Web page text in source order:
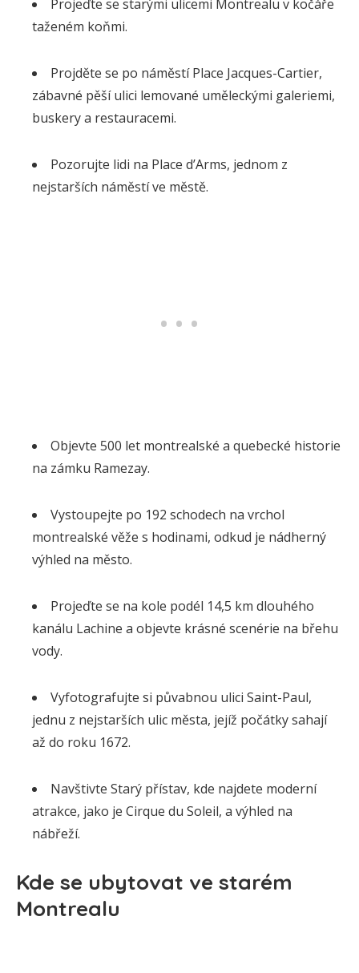
Projeďte se starými ulicemi Montrealu v kočáře
taženém koňmi.
Projděte se po náměstí Place Jacques-Cartier,
zábavné pěší ulici lemované uměleckými galeriemi,
buskery a restauracemi.
Pozorujte lidi na Place d’Arms, jednom z
nejstarších náměstí ve městě.
Objevte 500 let montrealské a quebecké historie
na zámku Ramezay.
Vystoupejte po 192 schodech na vrchol
montrealské věže s hodinami, odkud je nádherný
výhled na město.
Projeďte se na kole podél 14,5 km dlouhého
kanálu Lachine a objevte krásné scenérie na břehu
vody.
Vyfotografujte si půvabnou ulici Saint-Paul,
jednu z nejstarších ulic města, jejíž počátky sahají
až do roku 1672.
Navštivte Starý přístav, kde najdete moderní
atrakce, jako je Cirque du Soleil, a výhled na
nábřeží.
Kde se ubytovat ve starém
Montrealu